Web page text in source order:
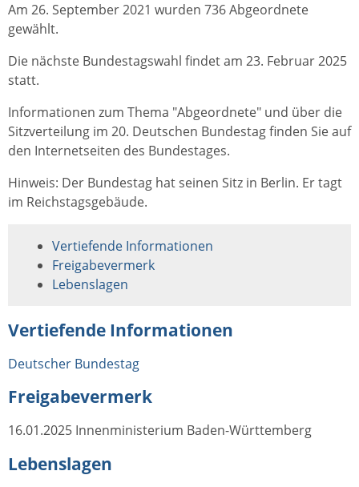
Am 26. September 2021 wurden 736 Abgeordnete
gewählt.
Die nächste Bundestagswahl findet am 23. Februar 2025
statt.
Informationen zum Thema "Abgeordnete" und über die
Sitzverteilung im 20. Deutschen Bundestag finden Sie auf
den Internetseiten des Bundestages.
Hinweis: Der Bundestag hat seinen Sitz in Berlin. Er tagt
im Reichstagsgebäude.
Vertiefende Informationen
Freigabevermerk
Lebenslagen
Vertiefende Informationen
Deutscher Bundestag
Freigabevermerk
16.01.2025 Innenministerium Baden-Württemberg
Lebenslagen